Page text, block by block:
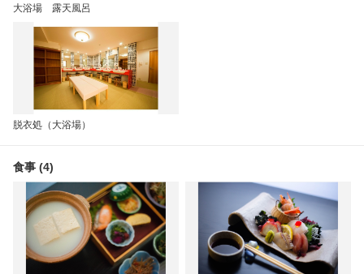
大浴場 露天風呂
脱衣処（大浴場）
食事 (4)